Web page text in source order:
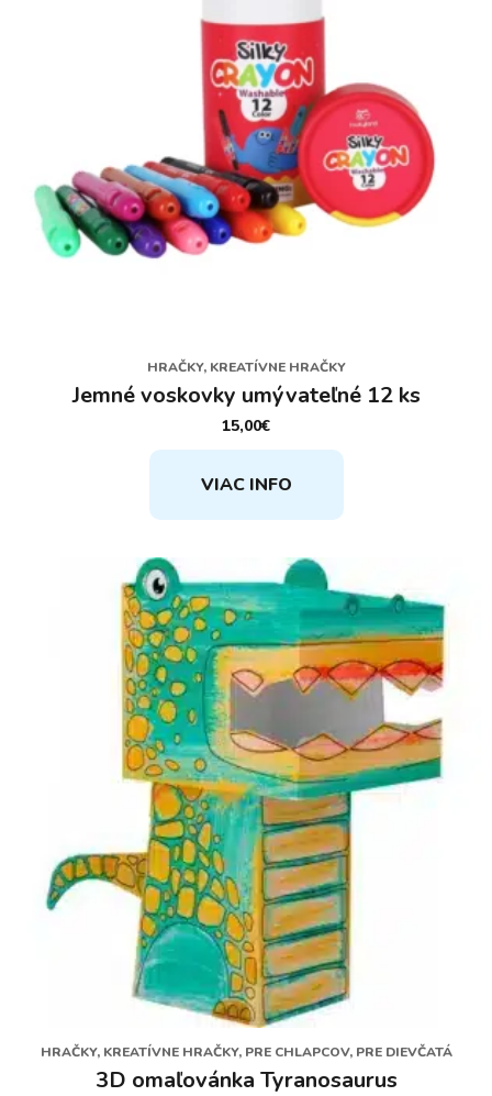
HRAČKY, KREATÍVNE HRAČKY
Jemné voskovky umývateľné 12 ks
15,00€
VIAC INFO
HRAČKY, KREATÍVNE HRAČKY, PRE CHLAPCOV, PRE DIEVČATÁ
3D omaľovánka Tyranosaurus